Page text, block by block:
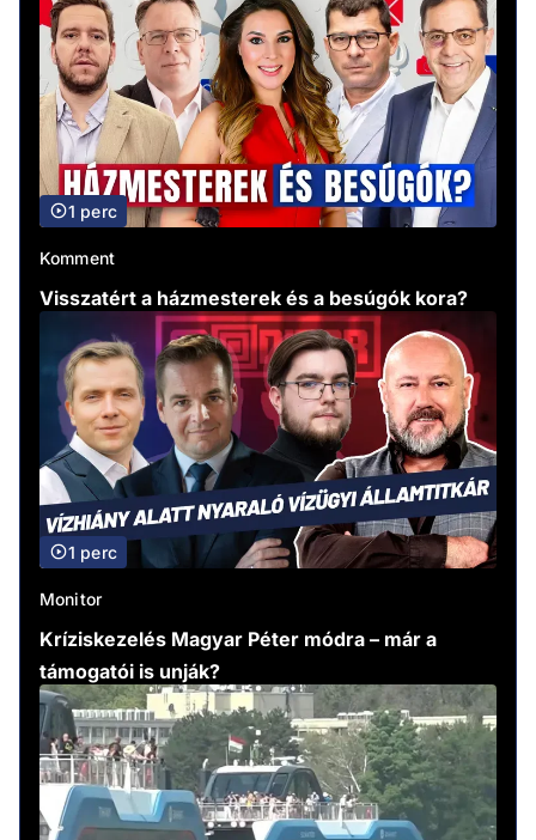
1 perc
Komment
Visszatért a házmesterek és a besúgók kora?
1 perc
Monitor
Kríziskezelés Magyar Péter módra – már a
támogatói is unják?